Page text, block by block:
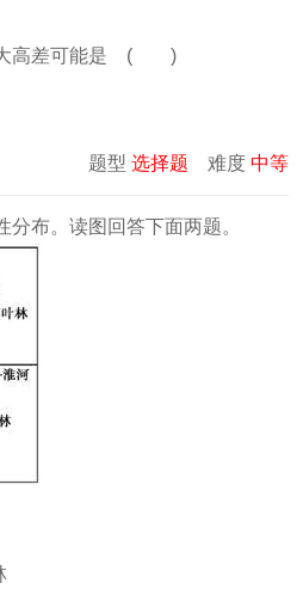
大高差可能是 ( )
题型 选择题 难度 中等
布。读图回答下面两题。